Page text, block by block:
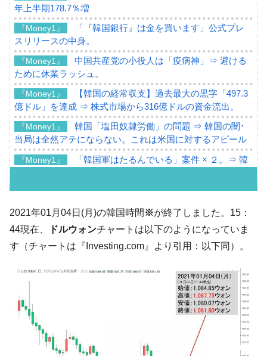
年上半期178.7％増
『Money1』
「『韓国銀行』は金を買います」公式プレ
スリリースの中身。
『Money1』
中国共産党の小役人は「疫病神」⇒ 避ける
ために休業ラッシュ。
『Money1』
【韓国の経常収支】過去最大の黒字「497.3
億ドル」を達成 ⇒ 株式市場から316億ドルの資金流出。
『Money1』
韓国「塩田奴隷労働」の問題 ⇒ 韓国の闇･
当局は全然アテにならない。これは米国に対するアピール
『Money1』
「韓国軍はたるんでいる」案件 × ２。⇒ 韓
『Money1』
韓国メディアが「韓国政府と李在明が吊る
される可能性もあるのでは」とほのめかす。
『Money1』
韓国07月･物価指数「2.8％」に低下 ⇒ 実は
発令。李在明「猛暑・干ばつ対処状況点検会議」
【日本市場再挑戦中】韓国『現代自動車』
07月販売台数は去年のほぼ半分「71台」しか売れなかっ
た。『起亜』は9台だけ
『Money1』
韓国「信用赦免を何回やっても、何回やっ
ても」⇒ 257万人赦免したのに60万人がまた延滞者に転
2021年01月04日(月)の韓国時間 ※が終了しました。15：
44現在、
ドルウォンチャートは以下のようになっていま
す（チャートは『Investing.com』より引用：以下同）。